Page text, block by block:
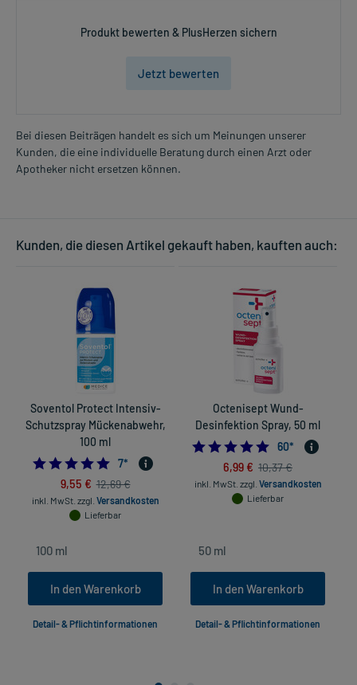
Produkt bewerten & PlusHerzen sichern
Jetzt bewerten
Bei diesen Beiträgen handelt es sich um Meinungen unserer
Kunden, die eine individuelle Beratung durch einen Arzt oder
Apotheker nicht ersetzen können.
Kunden, die diesen Artikel gekauft haben, kauften auch:
Soventol Protect Intensiv-
Schutzspray Mückenabwehr,
100 ml
5.0
7*
9,55 € 12,69 €
inkl. MwSt. zzgl. Versandkosten
Lieferbar
In den Warenkorb
Detail- & Pflichtinformationen
Octenisept Wund-
Desinfektion Spray, 50 ml
60*
6,99 € 10,37 €
inkl. MwSt. zzgl. Versandkosten
Lieferbar
In den Warenkorb
Detail- & Pflichtinformationen